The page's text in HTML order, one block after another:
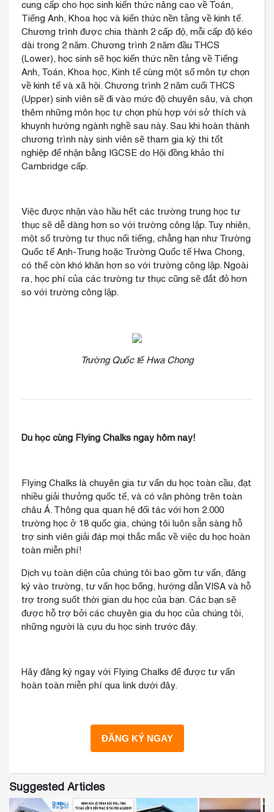
cung cấp cho học sinh kiến thức nâng cao về Toán,
Tiếng Anh, Khoa học và kiến thức nền tảng về kinh tế.
Chương trình được chia thành 2 cấp độ, mỗi cấp độ kéo
dài trong 2 năm. Chương trình 2 năm đầu THCS
(Lower), học sinh sẽ học kiến thức nền tảng về Tiếng
Anh, Toán, Khoa học, Kinh tế cùng một số môn tự chọn
về kinh tế và xã hội. Chương trình 2 năm cuối THCS
(Upper) sinh viên sẽ đi vào mức độ chuyên sâu, và chọn
thêm những môn học tự chọn phù hợp với sở thích và
khuynh hướng ngành nghề sau này. Sau khi hoàn thành
chương trình này sinh viên sẽ tham gia kỳ thi tốt
nghiệp để nhận bằng IGCSE do Hội đồng khảo thí
Cambridge cấp.
Việc được nhận vào hầu hết các trường trung học tư
thục sẽ dễ dàng hơn so với trường công lập. Tuy nhiên,
một số trường tư thục nổi tiếng, chẳng hạn như Trường
Quốc tế Anh-Trung hoặc Trường Quốc tế Hwa Chong,
có thể còn khó khăn hơn so với trường công lập. Ngoài
ra, học phí của các trường tư thục cũng sẽ đắt đỏ hơn
so với trường công lập.
Trường Quốc tế Hwa Chong
Du học cùng Flying Chalks ngay hôm nay!
Flying Chalks là chuyên gia tư vấn du học toàn cầu, đạt
nhiều giải thưởng quốc tế, và có văn phòng trên toàn
châu Á. Thông qua quan hệ đối tác với hơn 2.000
trường học ở 18 quốc gia, chúng tôi luôn sẵn sàng hỗ
trợ sinh viên giải đáp mọi thắc mắc về việc du học hoàn
toàn miễn phí!
Dịch vụ toàn diện của chúng tôi bao gồm tư vấn, đăng
ký vào trường, tư vấn học bổng, hướng dẫn VISA và hỗ
trợ trong suốt thời gian du học của bạn. Các bạn sẽ
được hỗ trợ bởi các chuyên gia du học của chúng tôi,
những người là cựu du học sinh trước đây.
Hãy đăng ký ngay với Flying Chalks để được tư vấn
hoàn toàn miễn phí qua link dưới đây.
Suggested Articles